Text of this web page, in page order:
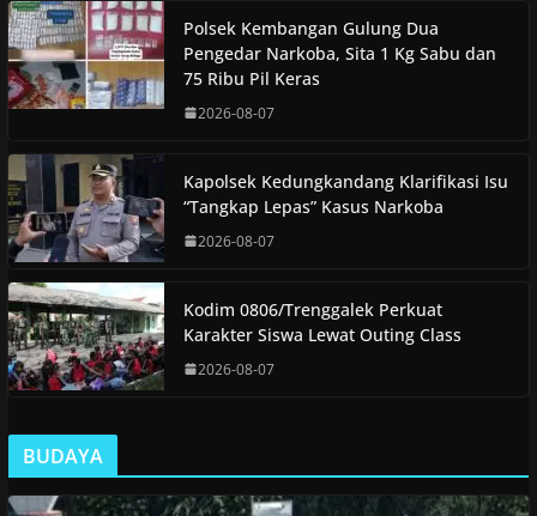
Polsek Kembangan Gulung Dua
Pengedar Narkoba, Sita 1 Kg Sabu dan
75 Ribu Pil Keras
2026-08-07
Kapolsek Kedungkandang Klarifikasi Isu
“Tangkap Lepas” Kasus Narkoba
2026-08-07
Kodim 0806/Trenggalek Perkuat
Karakter Siswa Lewat Outing Class
2026-08-07
BUDAYA